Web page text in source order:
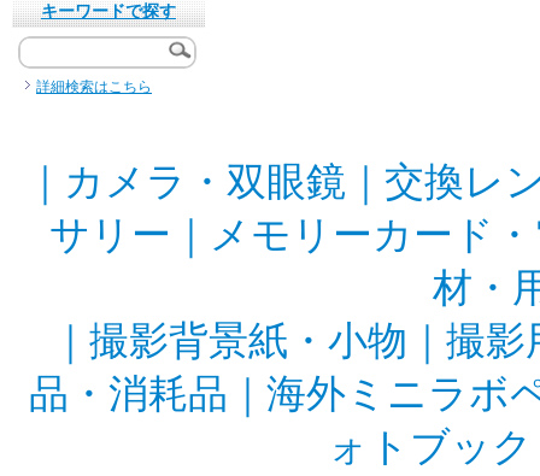
キーワードで探す
詳細検索はこちら
カメラ・双眼鏡
交換レ
サリー
メモリーカード
材・
撮影背景紙・小物
撮影
品・消耗品
海外ミニラボ
ォトブッ